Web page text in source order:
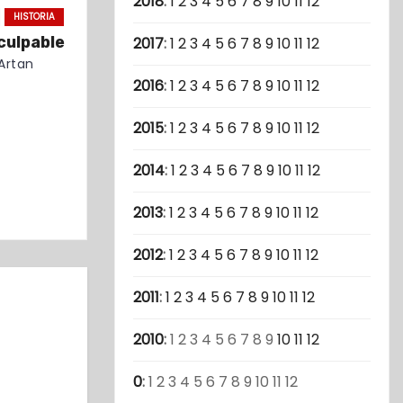
HISTORIA
2017:1 23 4 56 7 8 91011 12
2016:1 23 4 56 7 8 91011 12
2015:1 23 4 56 7 8 91011 12
2014:1 23 4 56 7 8 91011 12
2013:1 23 4 56 7 8 91011 12
2012:1 23 4 56 7 8 91011 12
2011:1 23 4 56 7 8 91011 12
2010:1 23 4 5 6 7 8 9 1011 12
0:1 23 4 5 6 7 8 9 10 11 12